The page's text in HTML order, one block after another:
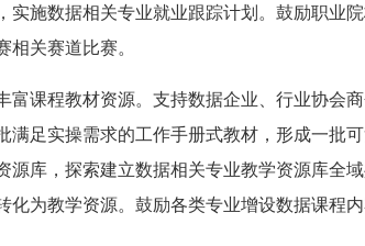
实施数据相关专业就业跟踪计划。鼓励职业
相关赛道比赛。
富课程教材资源。支持数据企业、行业协会
满足实操需求的工作手册式教材，形成一批
源库，探索建立数据相关专业教学资源库全
化为教学资源。鼓励各类专业增设数据课程